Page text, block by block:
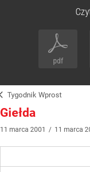
pdf
Tygodnik Wprost
Giełda
11 marca 2001 / 11 marca